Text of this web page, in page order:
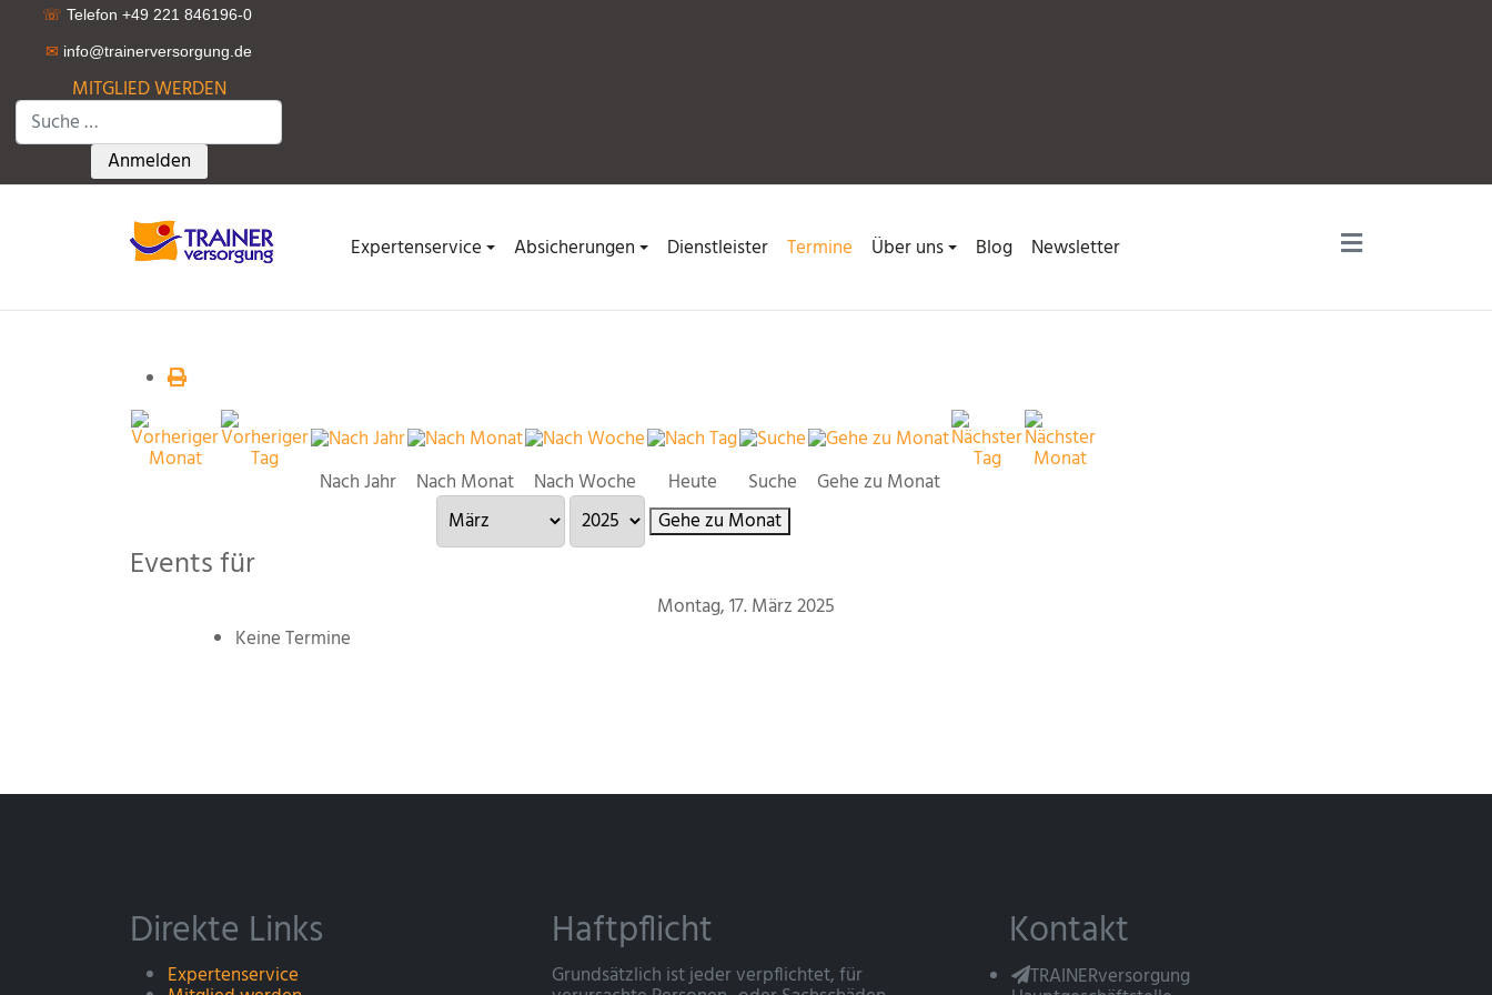
☏ Telefon +49 221 846196-0
✉ info@trainerversorgung.de
MITGLIED WERDEN
Suchen
Type 2 or more characters for results.
Anmelden
Expertenservice Absicherungen Dienstleister Termine Über uns Blog Newsletter
Nach Jahr Nach Monat Nach Woche Heute Suche
Gehe zu Monat
Gehe zu Monat
Events für
Montag, 17. März 2025
Keine Termine
Direkte Links
Expertenservice
Haftpflicht
Grundsätzlich ist jeder verpflichtet, für
Kontakt
TRAINERversorgung